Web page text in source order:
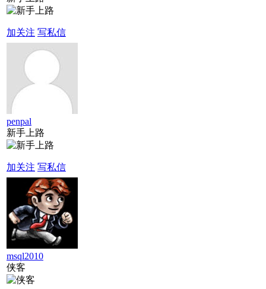
加关注 写私信
penpal
新手上路
加关注 写私信
msql2010
侠客